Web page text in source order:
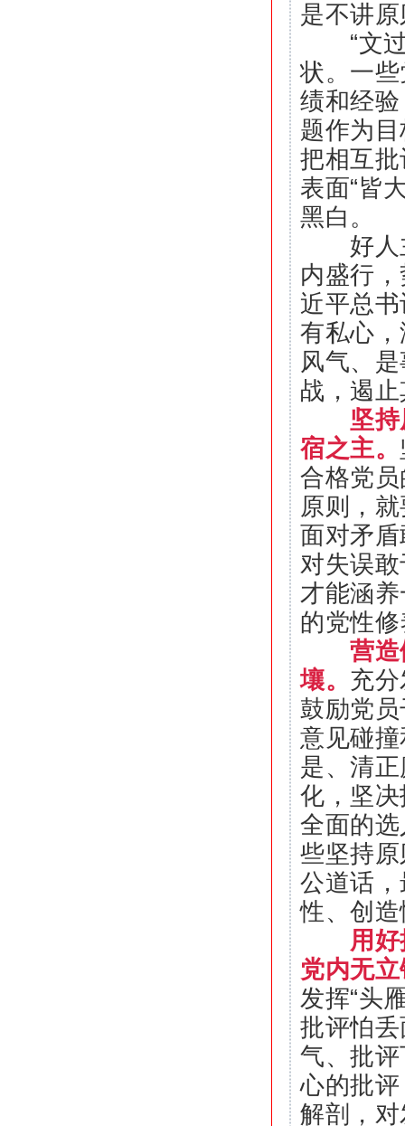
是不讲
“文过
状。一
绩和经
题作为
把相互批
表面“皆
黑白。
好人主
内盛行
近平总
有私心
风气、
战，遏
坚
宿之主。
合格党
原则，
面对矛
对失误
才能涵
的党性
营
壤。 充
鼓励党
意见碰
是、清
化，坚
全面的选
些坚持
公道话
性、创
用
党内无
发挥“头
批评怕
气、批
心的批
解剖，